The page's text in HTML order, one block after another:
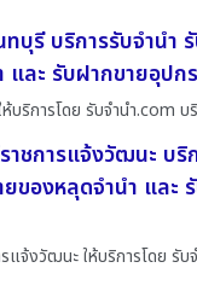
บุรี บริการรับจำนำ
และ รับฝากขายอุป
บริการโดย รับจํานํา.com
ชการแจ้งวัฒนะ บริ
ของหลุดจำนำ และ
แจ้งวัฒนะ ให้บริการโดย รับ